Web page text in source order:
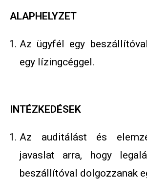
ALAPHELYZET
Az ügyfél egy
egy lízingcéggel.
INTÉZKEDÉSEK
Az auditálást és
javaslat arra, hogy
beszállítóval dolgozzanak